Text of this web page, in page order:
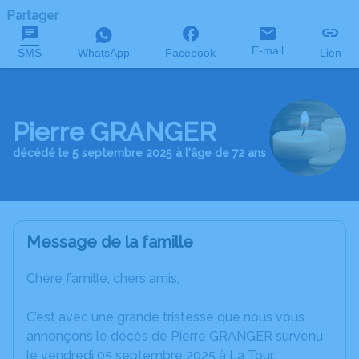
Partager
SMS WhatsApp Facebook E-mail Lien
Pierre GRANGER
décédé le 5 septembre 2025 à l'âge de 72 ans
Message de la famille
Chère famille, chers amis,
C’est avec une grande tristesse que nous vous
annonçons le décès de Pierre GRANGER survenu
le vendredi 05 septembre 2025 à La Tour.